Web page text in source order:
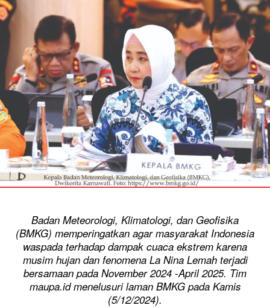
Badan Meteorologi, Klimatologi, dan Geofisika
(BMKG) memperingatkan agar masyarakat Indonesia
waspada terhadap dampak cuaca ekstrem karena
musim hujan dan fenomena La Nina Lemah terjadi
bersamaan pada November 2024 -April 2025. Tim
maupa.id menelusuri laman BMKG pada Kamis
(5/12/2024).